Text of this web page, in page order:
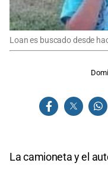
Loan es buscado desde
La camioneta y el